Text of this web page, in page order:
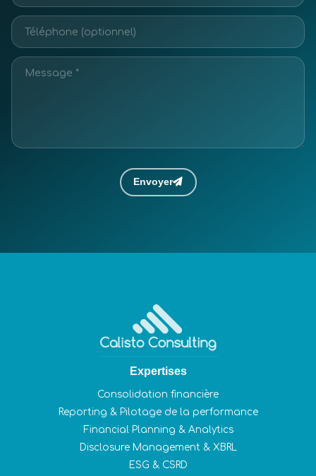
Envoyer
Expertises
Consolidation financière
Reporting & Pilotage de la performance
Financial Planning & Analytics
Disclosure Management & XBRL
ESG & CSRD